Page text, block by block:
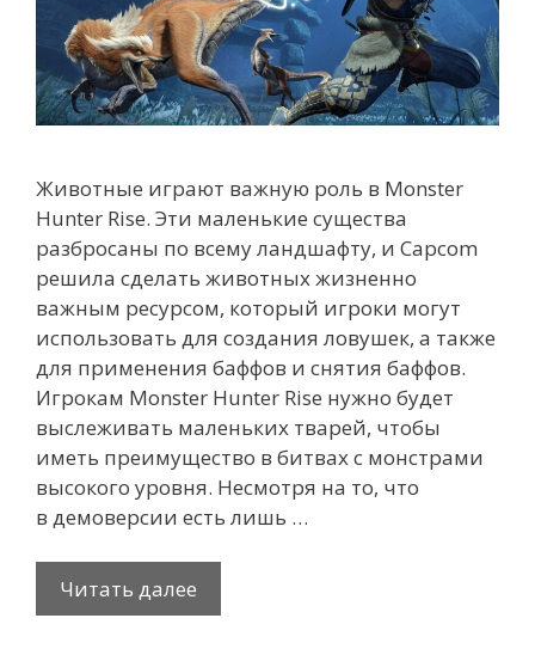
Животные играют важную роль в Monster
Hunter Rise. Эти маленькие существа
разбросаны по всему ландшафту, и Capcom
решила сделать животных жизненно
важным ресурсом, который игроки могут
использовать для создания ловушек, а также
для применения баффов и снятия баффов.
Игрокам Monster Hunter Rise нужно будет
выслеживать маленьких тварей, чтобы
иметь преимущество в битвах с монстрами
высокого уровня. Несмотря на то, что
в демоверсии есть лишь …
Читать далее
найти